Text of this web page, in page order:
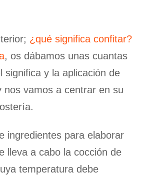
¿qué significa confitar?
, os dábamos unas cuantas
significa y la aplicación de
nos vamos a centrar en su
ingredientes para elaborar
lleva a cabo la cocción de
temperatura debe